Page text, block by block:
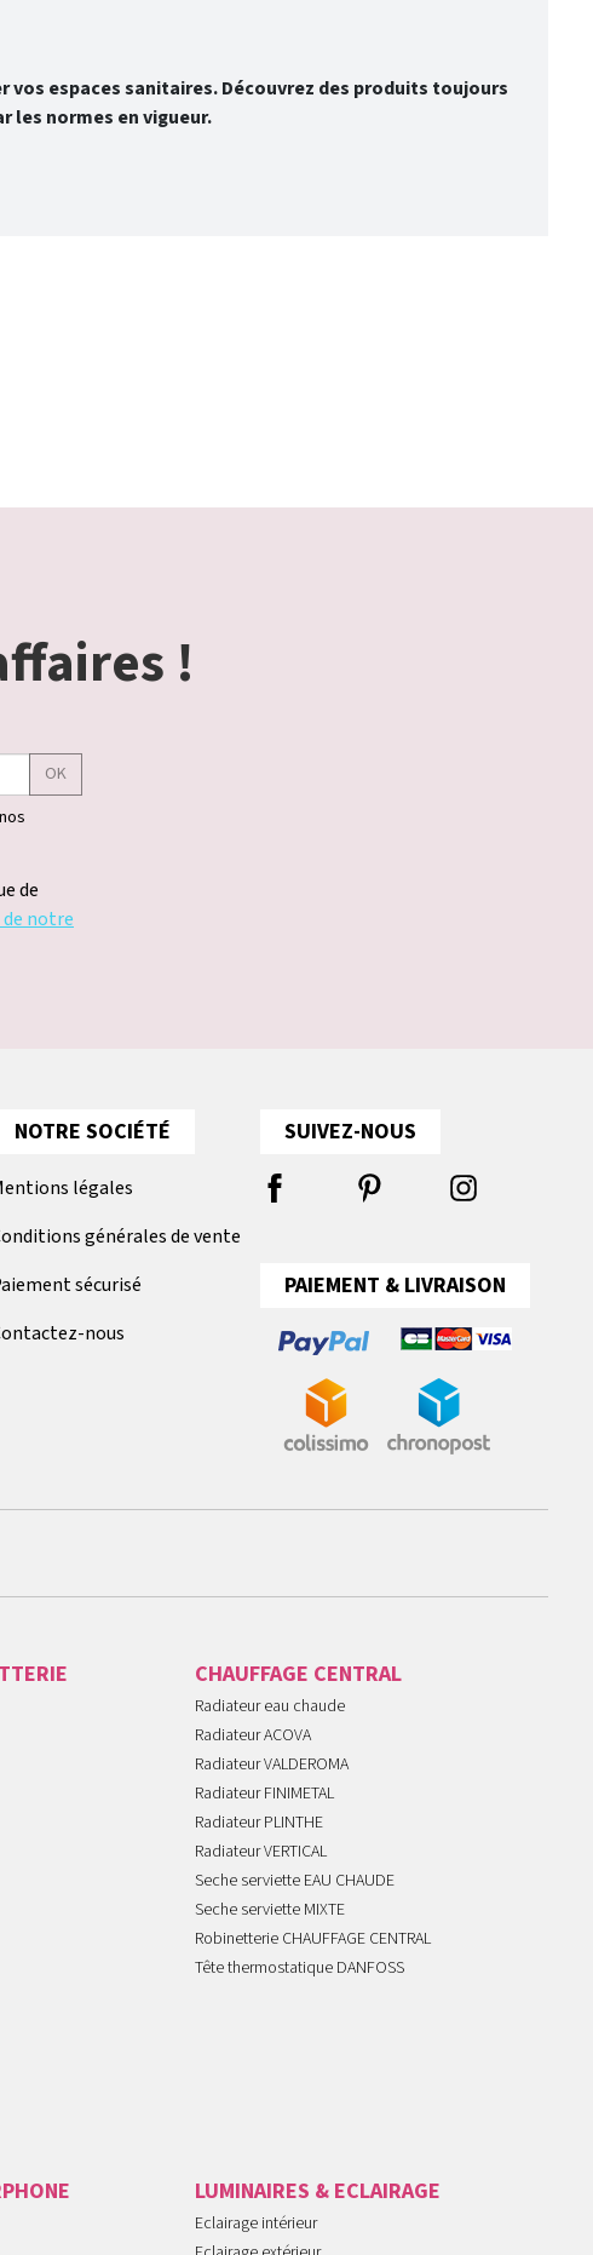
espaces sanitaires. Découvrez des produits toujours
les normes en vigueur.
!
OK
de
de notre
NOTRE SOCIÉTÉ
légales
générales de vente
sécurisé
nous
SUIVEZ-NOUS
PAIEMENT & LIVRAISON
CHAUFFAGE CENTRAL
Radiateur eau chaude
Radiateur ACOVA
Radiateur VALDEROMA
Radiateur FINIMETAL
Radiateur PLINTHE
Radiateur VERTICAL
Seche serviette EAU CHAUDE
Seche serviette MIXTE
Robinetterie CHAUFFAGE CENTRAL
Tête thermostatique DANFOSS
LUMINAIRES & ECLAIRAGE
Eclairage intérieur